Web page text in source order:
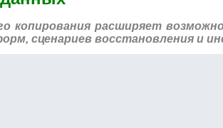
копирования расширяет
сценариев восстановления и